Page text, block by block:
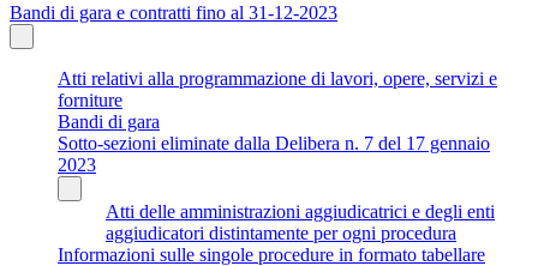
Bandi di gara e contratti fino al 31-12-2023
Atti relativi alla programmazione di lavori, opere, servizi e
forniture
Bandi di gara
Sotto-sezioni eliminate dalla Delibera n. 7 del 17 gennaio
2023
Atti delle amministrazioni aggiudicatrici e degli enti
aggiudicatori distintamente per ogni procedura
Informazioni sulle singole procedure in formato tabellare